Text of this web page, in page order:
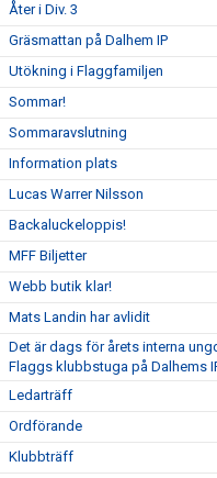
Åter i Div. 3
Gräsmattan på Dalhem IP
Utökning i Flaggfamiljen
Sommar!
Sommaravslutning
Information plats
Lucas Warrer Nilsson
Backaluckeloppis!
MFF Biljetter
Webb butik klar!
Mats Landin har avlidit
Det är dags för årets interna
Flaggs klubbstuga på Dalhems
Ledarträff
Ordförande
Klubbträff